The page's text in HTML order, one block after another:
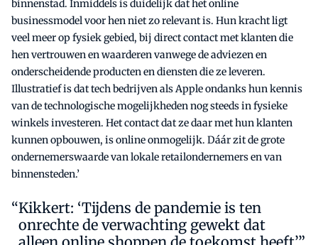
binnenstad. Inmiddels is duidelijk dat het online
businessmodel voor hen niet zo relevant is. Hun kracht ligt
veel meer op fysiek gebied, bij direct contact met klanten die
hen vertrouwen en waarderen vanwege de adviezen en
onderscheidende producten en diensten die ze leveren.
Illustratief is dat tech bedrijven als Apple ondanks hun kennis
van de technologische mogelijkheden nog steeds in fysieke
winkels investeren. Het contact dat ze daar met hun klanten
kunnen opbouwen, is online onmogelijk. Dáár zit de grote
ondernemerswaarde van lokale retailondernemers en van
binnensteden.’
Kikkert: ‘Tijdens de pandemie is ten
onrechte de verwachting gewekt dat